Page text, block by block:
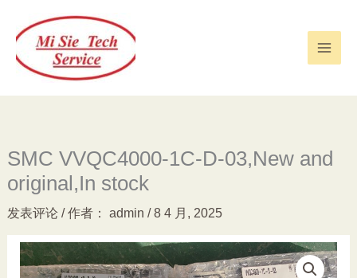
SMC VVQC4000-1C-D-03,New and
original,In stock
发表评论 / 作者： admin /8 4 月, 2025